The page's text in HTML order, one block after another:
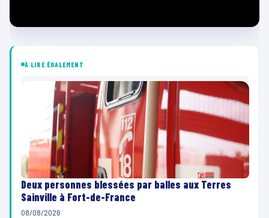
À LIRE ÉGALEMENT
Deux personnes blessées par balles aux Terres
Sainville à Fort-de-France
08/08/2026